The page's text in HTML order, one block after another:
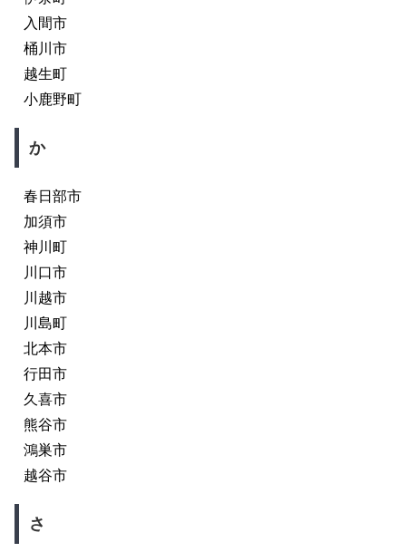
入間市
桶川市
越生町
小鹿野町
か
春日部市
加須市
神川町
川口市
川越市
川島町
北本市
行田市
久喜市
熊谷市
鴻巣市
越谷市
さ